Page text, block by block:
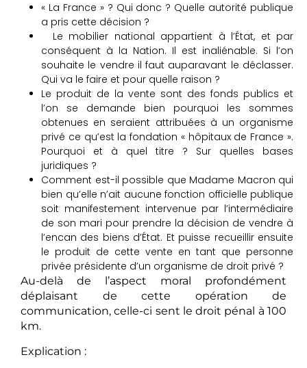
« La France » ? Qui donc ? Quelle autorité publique
a pris cette décision ?
Le mobilier national appartient à l’État, et par
conséquent à la Nation. Il est inaliénable. Si l’on
souhaite le vendre il faut auparavant le déclasser.
Qui va le faire et pour quelle raison ?
Le produit de la vente sont des fonds publics et
l’on se demande bien pourquoi les sommes
obtenues en seraient attribuées à un organisme
privé ce qu’est la fondation « hôpitaux de France ».
Pourquoi et à quel titre ? Sur quelles bases
juridiques ?
Comment est-il possible que Madame Macron qui
bien qu’elle n’ait aucune fonction officielle publique
soit manifestement intervenue par l’intermédiaire
de son mari pour prendre la décision de vendre à
l’encan des biens d’État. Et puisse recueillir ensuite
le produit de cette vente en tant que personne
privée présidente d’un organisme de droit privé ?
Au-delà de l’aspect moral profondément
déplaisant de cette opération de
communication, celle-ci sent le droit pénal à 100
km.
Explication :